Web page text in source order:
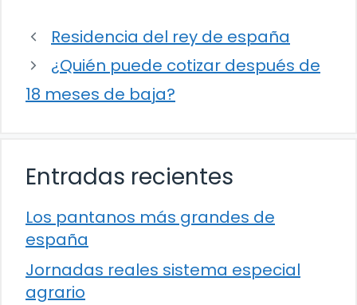
Residencia del rey de españa
¿Quién puede cotizar después de
18 meses de baja?
Entradas recientes
Los pantanos más grandes de
españa
Jornadas reales sistema especial
agrario